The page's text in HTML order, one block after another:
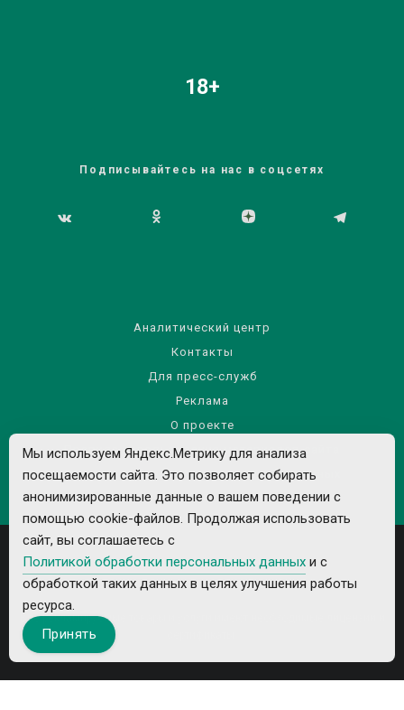
18+
Подписывайтесь на нас в соцсетях
Аналитический центр
Контакты
Для пресс-служб
Реклама
О проекте
Правила использования материалов сайта
Политика обработки персональных данных
Все рекламируемые товары и услуги имеют необходимые лицензии и
Мы используем Яндекс.Метрику для анализа
посещаемости сайта. Это позволяет собирать
анонимизированные данные о вашем поведении с
помощью cookie-файлов. Продолжая использовать
сайт, вы соглашаетесь с
Политикой обработки персональных данных и с
обработкой таких данных в целях улучшения работы
ресурса.
Принять